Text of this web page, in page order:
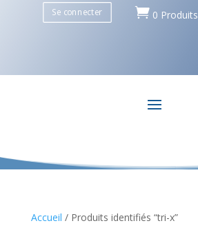
Se connecter  0 Produits
Accueil / Produits identifiés “tri-x”